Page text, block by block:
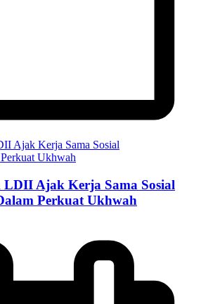
Ajak Kerja Sama Sosial
Perkuat Ukhwah